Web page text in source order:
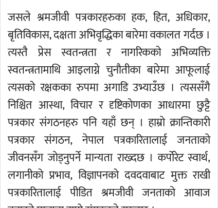
जसले श्रमजीवी पत्रकारहरुका हक, हित, अधिकार,
बृतिविकास, दक्षता अभिवृद्धिका बारेमा वकालत गर्दछ ।
त्यस्तै प्रेस स्वतन्त्रता र नागरिकको अभिव्यक्ति
स्वतन्त्रतामाथि आइलाग्ने चुनौतीका बारेमा आफूलाई
त्यसको रक्षकका रुपमा अगाडि उभ्याउँछ । त्यससँगै
निश्चित आस्था, विचार र दृष्टिकोणका आधारमा छुट्टै
पत्रकार संगठनहरु पनि यहाँ छन् । हाम्रो क्रान्तिकारी
पत्रकार संगठन, नेपाल पत्रकारितालाई जनताको
जीवनसँग जोड्नुपर्ने मान्यता राख्दछ । कर्पोरेट स्वार्थ,
लगानीको प्रभाव, विज्ञापनको दवदवाबाट मुक्त राखी
पत्रकारितालाई पीडित श्रमजीवी जनताको आवाज